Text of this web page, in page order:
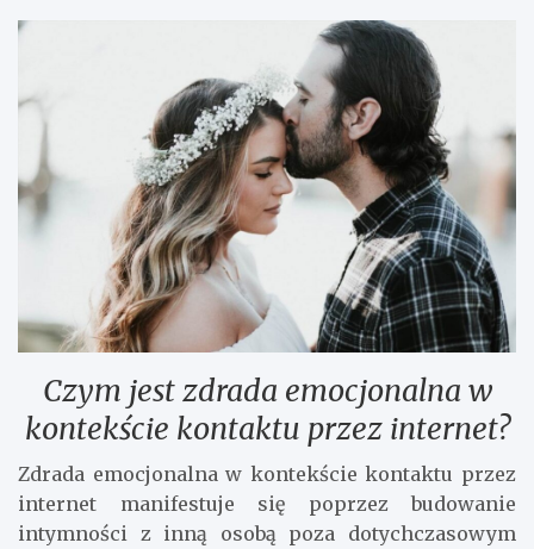
Czym jest zdrada emocjonalna w
kontekście kontaktu przez internet?
Zdrada emocjonalna w kontekście kontaktu przez
internet manifestuje się poprzez budowanie
intymności z inną osobą poza dotychczasowym